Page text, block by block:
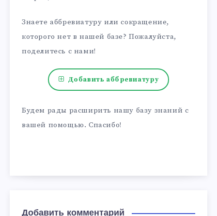
Знаете аббревиатуру или сокращение,
которого нет в нашей базе? Пожалуйста,
поделитесь с нами!
Добавить аббревиатуру
Будем рады расширить нашу базу знаний с
вашей помощью. Спасибо!
Добавить комментарий